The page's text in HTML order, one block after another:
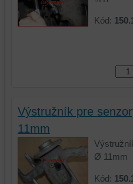
Kód:
Výstružník pre
11mm
Ø 11mm
Kód: